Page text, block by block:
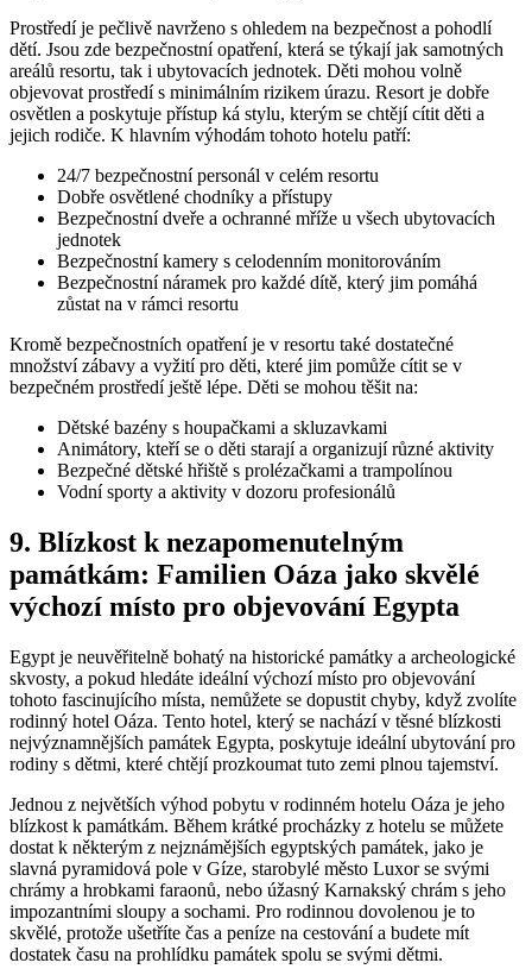
Prostředí je pečlivě navrženo s ohledem na bezpečnost a pohodlí
dětí. Jsou zde bezpečnostní opatření, která se týkají jak samotných
areálů resortu, tak i ubytovacích jednotek. Děti mohou volně
objevovat prostředí s minimálním rizikem úrazu. Resort je dobře
osvětlen a poskytuje přístup ká stylu, kterým se chtějí cítit děti a
jejich rodiče. K hlavním výhodám tohoto hotelu patří:
24/7 bezpečnostní personál v celém resortu
Dobře osvětlené chodníky a přístupy
Bezpečnostní dveře a ochranné mříže u všech ubytovacích
jednotek
Bezpečnostní kamery s celodenním monitorováním
Bezpečnostní náramek pro každé dítě, který jim pomáhá
zůstat na v rámci resortu
Kromě bezpečnostních opatření je v resortu také dostatečné
množství zábavy a vyžití pro děti, které jim pomůže cítit se v
bezpečném prostředí ještě lépe. Děti se mohou těšit na:
Dětské bazény s houpačkami a skluzavkami
Animátory, kteří se o děti starají a organizují různé aktivity
Bezpečné dětské hřiště s prolézačkami a trampolínou
Vodní sporty a aktivity v dozoru profesionálů
9. Blízkost k nezapomenutelným
památkám: Familien Oáza jako skvělé
výchozí místo pro objevování Egypta
Egypt je neuvěřitelně bohatý na historické památky a archeologické
skvosty, a pokud hledáte ideální výchozí místo pro objevování
tohoto fascinujícího místa, nemůžete se dopustit chyby, když zvolíte
rodinný hotel Oáza. Tento hotel, který se nachází v těsné blízkosti
nejvýznamnějších památek Egypta, poskytuje ideální ubytování pro
rodiny s dětmi, které chtějí prozkoumat tuto zemi plnou tajemství.
Jednou z největších výhod pobytu v rodinném hotelu Oáza je jeho
blízkost k památkám. Během krátké procházky z hotelu se můžete
dostat k některým z nejznámějších egyptských památek, jako je
slavná pyramidová pole v Gíze, starobylé město Luxor se svými
chrámy a hrobkami faraonů, nebo úžasný Karnakský chrám s jeho
impozantními sloupy a sochami. Pro rodinnou dovolenou je to
skvělé, protože ušetříte čas a peníze na cestování a budete mít
dostatek času na prohlídku památek spolu se svými dětmi.